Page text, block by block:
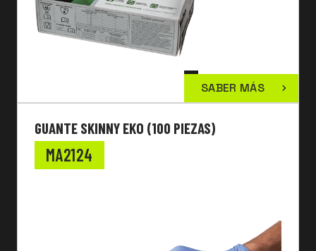
SABER MÁS
GUANTE SKINNY EKO (100 PIEZAS)
MA2124